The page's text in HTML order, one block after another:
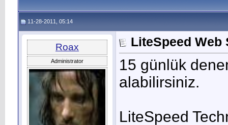
11-28-2011, 05:14
Roax
Administrator
LiteSpeed
15 günlük
alabilirsiniz.
LiteSpeed